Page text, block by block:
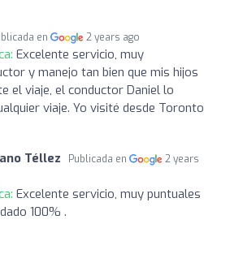
en 2 years ago
Excelente servicio, muy
y manejo tan bien que mis hijos
el viaje, el conductor Daniel lo
viaje. Yo visité desde Toronto
Téllez Publicada en
2 years
Excelente servicio, muy puntuales
100% .